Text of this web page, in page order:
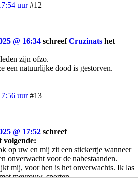
uur #12
@ 16:34 schreefCruzinats het
zijn ofzo.
een natuurlijke dood is gestorven.
uur #13
@ 17:52 schreef
volgende:
op uw en mij zit een stickertje wanneer
onverwacht voor de nabestaanden.
mij, voor hen is het onverwachts. Ik las
mevrouw, sporten.